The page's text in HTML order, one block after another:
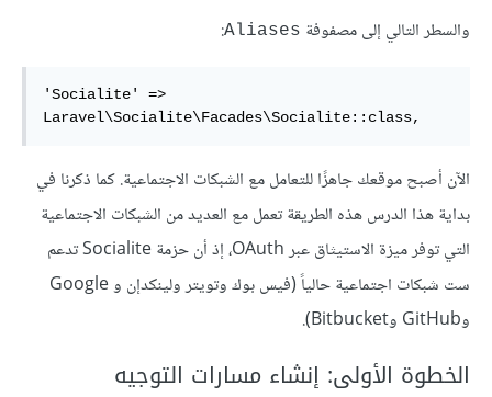
والسطر التالي إلى مصفوفة Aliases
:
'Socialite' =>
Laravel\Socialite\Facades\Socialite::class,
الآن أصبح موقعك جاهزًا للتعامل مع الشبكات الاجتماعية. كما ذكرنا في
بداية هذا الدرس هذه الطريقة تعمل مع العديد من الشبكات الاجتماعية
التي توفر ميزة الاستيثاق عبر OAuth، إذ أن حزمة Socialite تدعم
ست شبكات اجتماعية حالياً (فيس بوك وتويتر ولينكدإن و Google
وGitHub وBitbucket).
الخطوة الأولى: إنشاء مسارات التوجيه